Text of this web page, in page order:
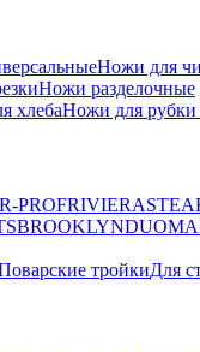
Ножи для
Ножи разделочные
хлебаНожи для рубки
PROFRIVIERA
BROOKLYNDUO
тройкиДля